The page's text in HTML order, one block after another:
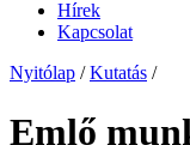
Hírek
Kapcsolat
Nyitólap / Kutatás /
Emlő